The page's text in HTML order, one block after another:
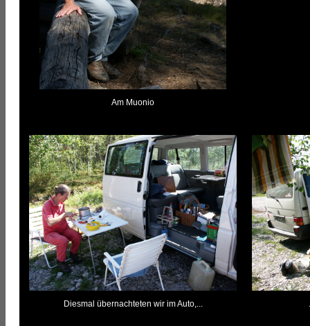
Am Muonio
Diesmal übernachteten wir im Auto,...